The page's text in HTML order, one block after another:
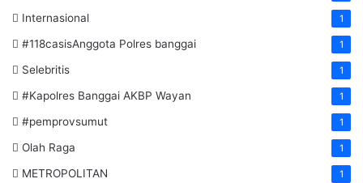
Internasional 1
#118casisAnggota Polres banggai 1
Selebritis 1
#Kapolres Banggai AKBP Wayan 1
#pemprovsumut 1
Olah Raga 1
METROPOLITAN 1